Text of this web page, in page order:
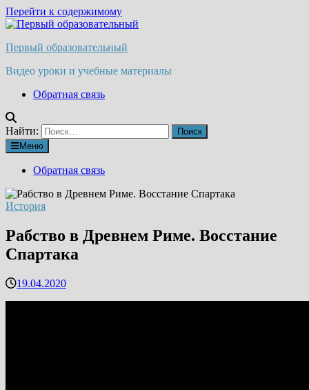
Перейти к содержимому
Первый образовательный
Видео уроки и учебные материалы
Обратная связь
Найти:
Меню
Обратная связь
История
Рабство в Древнем Риме. Восстание
Спартака
19.04.2020